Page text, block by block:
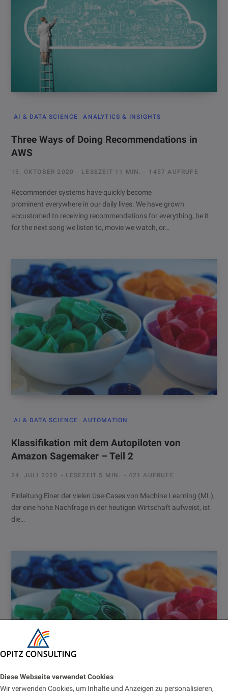
Diese Webseite verwendet Cookies
Wir verwenden Cookies, um Inhalte und Anzeigen zu personalisieren,
AI & DATA SCIENCE ANALYTICS & INSIGHTS
Three Ways of Doing Recommendations in
AWS
13. OKTOBER 2020 LESEZEIT 11 MIN. 1457 AUFRUFE
Recommender systems have quickly become
prominent everywhere in our daily lives. We have grown
accustomed to receiving recommendations for everything, be it
for the next song we listen to, movie we watch, or…
AI & DATA SCIENCE AUTOMATION
Klassifikation mit dem Autopiloten von
Amazon Sagemaker – Teil 2
24. JULI 2020 LESEZEIT 5 MIN. 421 AUFRUFE
Einleitung Einer der vielen Use-Cases von Machine Learning (ML),
der eine hohe Nachfrage in der heutigen Wirtschaft aufweist, ist
die…